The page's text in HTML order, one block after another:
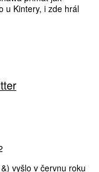
u Kintery, i zde hrál
vyšlo v červnu roku